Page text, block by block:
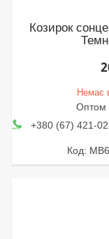
Козирок
Немає
Оптом
+380 (67) 421-